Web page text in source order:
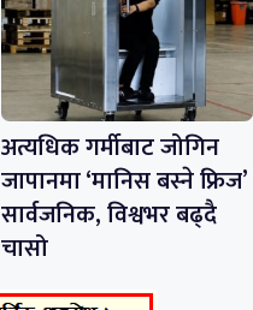
अत्यधिक गर्मीबाट जोगिन
जापानमा ‘मानिस बस्ने फ्रिज’
सार्वजनिक, विश्वभर बढ्दै
चासो